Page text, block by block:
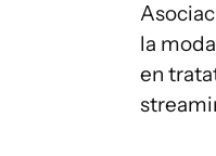
la
en